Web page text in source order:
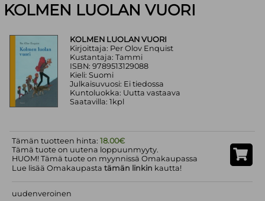
KOLMEN LUOLAN VUORI
KOLMEN LUOLAN VUORI
Kirjoittaja: Per Olov Enquist
Kustantaja: Tammi
ISBN: 9789513129088
Kieli: Suomi
Julkaisuvuosi: Ei tiedossa
Kuntoluokka: Uutta vastaava
Saatavilla: 1kpl
Tämän tuotteen hinta:18.00€
Tämä tuote on uutena loppuunmyyty.
HUOM! Tämä tuote on myynnissä Omakaupassa
Lue lisää Omakaupastatämän linkin kautta!
uudenveroinen